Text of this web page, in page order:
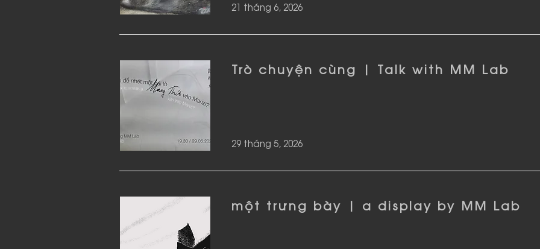
21 tháng 6, 2026
Trò chuyện cùng | Talk with MM Lab
29 tháng 5, 2026
một trưng bày | a display by MM Lab